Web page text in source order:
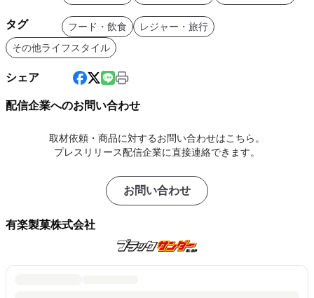
タグ フード・飲食
レジャー・旅行
その他ライフスタイル
シェア
配信企業へのお問い合わせ
取材依頼・商品に対するお問い合わせはこちら。
プレスリリース配信企業に直接連絡できます。
お問い合わせ
有楽製菓株式会社